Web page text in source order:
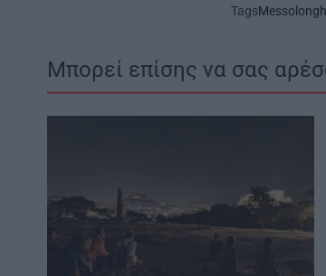
Tags
Μπορεί επίσης να σας